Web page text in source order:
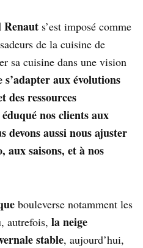
Renaut s’est imposé comme
de la cuisine de
sa cuisine dans une vision
s’adapter aux évolutions
des ressources
nos clients aux
devons aussi nous ajuster
aux saisons, et à nos
bouleverse notamment les
autrefois, la neige
stable, aujourd’hui,